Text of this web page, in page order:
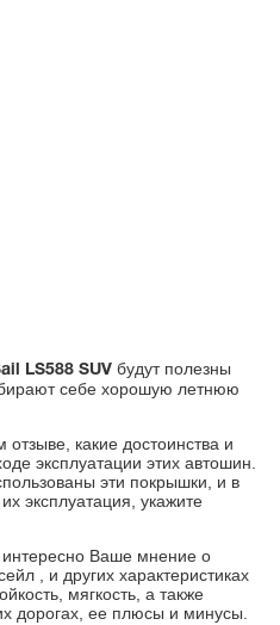
LS588 SUV будут полезны
себе хорошую летнюю
какие достоинства и
эксплуатации этих автошин.
эти покрышки, и в
эксплуатация, укажите
Ваше мнение о
, и других характеристиках
мягкость, а также
дорогах, ее плюсы и минусы.